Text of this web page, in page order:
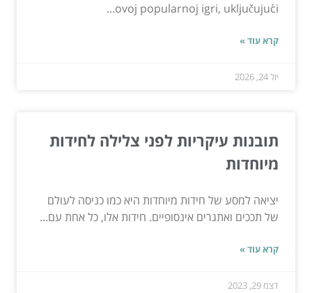
ovoj popularnoj igri, uključujući...
קרא עוד »
יול 24, 2026
תובנות עיקריות לפני צלילה לחידות
מיוחדות
יציאה למסע של חידות מיוחדות היא כמו כניסה לעולם
של תככים ואתגרים אינסופיים. חידות אלו, כל אחת עם...
קרא עוד »
דצמ 29, 2023